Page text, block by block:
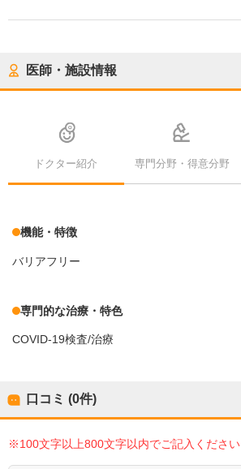
医師・施設情報
ドクター紹介 専門分野・得意分野
機能・特徴
バリアフリー
専門的な治療・特色
COVID-19検査/治療
口コミ (0件)
※100文字以上800文字以内でご記入ください